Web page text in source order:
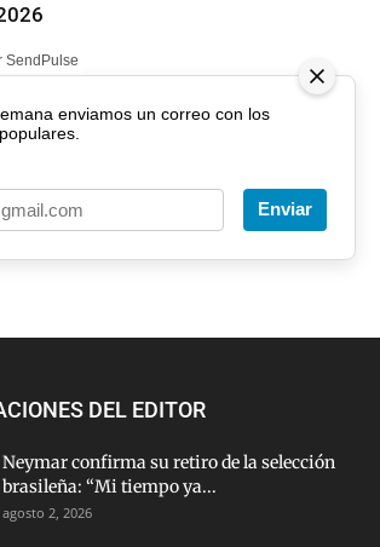
enviamos un correo con los
Enviar
SendPulse
DEL EDITOR
Neymar confirma su retiro de la selección
brasileña: “Mi tiempo ya...
agosto 2, 2026